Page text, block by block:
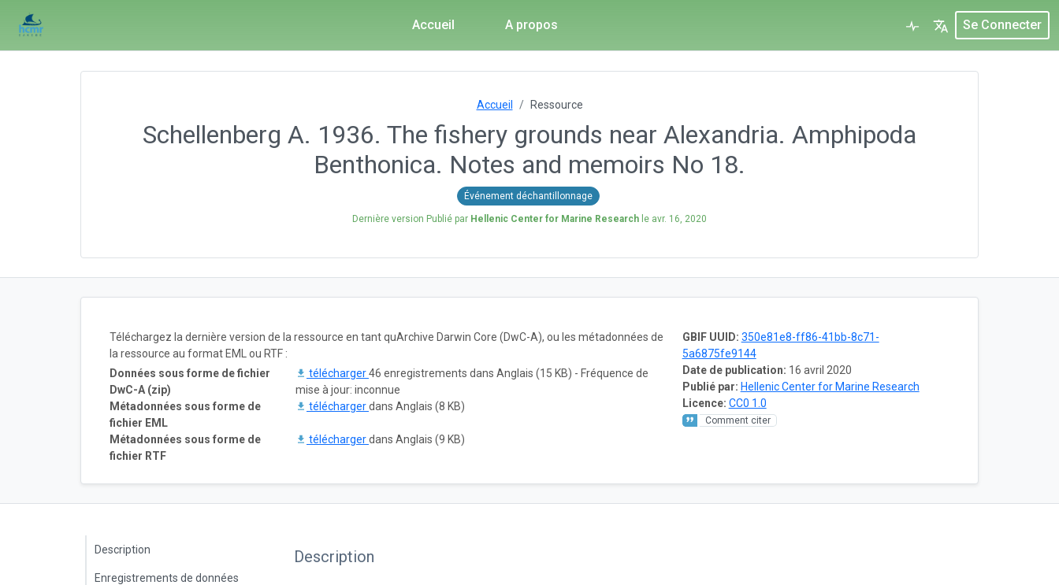
Accueil A propos Se Connecter
Accueil Ressource
Schellenberg A. 1936. The fishery grounds near Alexandria. Amphipoda
Benthonica. Notes and memoirs No 18.
Événement déchantillonnage
Dernière version Publié par Hellenic Center for Marine Research le avr. 16, 2020
GBIF UUID: 350e81e8-ff86-41bb-8c71-
5a6875fe9144
Date de publication: 16 avril 2020
Publié par: Hellenic Center for Marine Research
Licence: CC0 1.0
Comment citer
Téléchargez la dernière version de la ressource en tant quArchive Darwin Core (DwC-A), ou les métadonnées de
la ressource au format EML ou RTF :
Données sous forme de fichier
DwC-A (zip)
télécharger46 enregistrements dans Anglais (15 KB) - Fréquence de
mise à jour: inconnue
Métadonnées sous forme de
fichier EML
téléchargerdans Anglais (8 KB)
Métadonnées sous forme de
fichier RTF
téléchargerdans Anglais (9 KB)
Description
Enregistrements de données
Description